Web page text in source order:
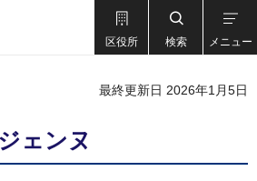
区役所 検索 メニュー
最終更新日 2026年1月5日
ェンヌ